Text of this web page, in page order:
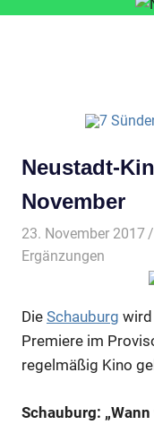
Neustadt-
November
23. November 2017
Ergänzungen
Die Schauburg wird
Premiere im
regelmäßig Kino
Schauburg: